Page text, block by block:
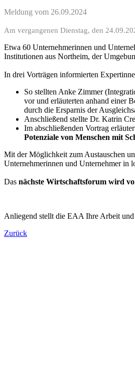
Meldung vom 26.09.2024
Am vergangenen Dienstag, den
Etwa 60 Unternehmerinnen und
Institutionen aus Northeim, der
In drei Vorträgen informierten
So stellten Anke Zimmer
vor und erläuterten anhand einer
durch die Ersparnis der
Anschließend stellte Dr. Katrin
Im abschließenden Vortrag
Potenziale von Menschen mit
Mit der Möglichkeit zum Austauschen
Unternehmerinnen und Unternehmer in
Das nächste Wirtschaftsforum wird
Anliegend stellt die EAA Ihre Arbeit
Zurück